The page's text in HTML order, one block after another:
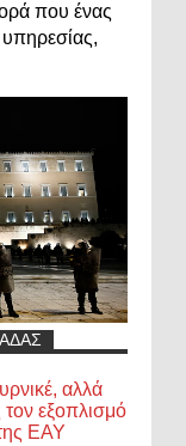
που ένας
υπηρεσίας,
αλλά
εξοπλισμό
ΕΑΥ